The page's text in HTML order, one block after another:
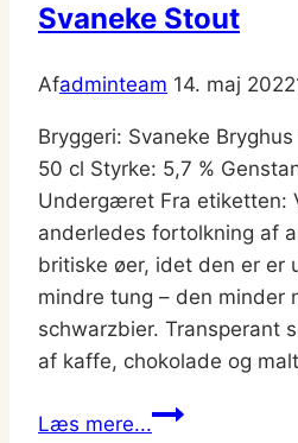
Svaneke Stout
Afadminteam 14. maj 2022
Bryggeri: Svaneke
50 cl Styrke: 5,7 %
Undergæret Fra etiketten:
anderledes fortolkning af
britiske øer, idet den er er
mindre tung – den minder
schwarzbier. Transperant
af kaffe, chokolade og
Læs mere...Svaneke